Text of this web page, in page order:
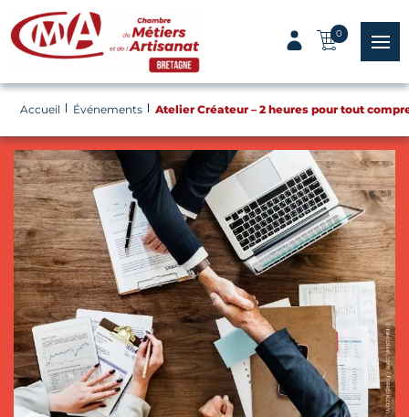
Panneau de gestion des cookies
0
menu
Accueil Événements Atelier Créateur – 2 heures pour tout